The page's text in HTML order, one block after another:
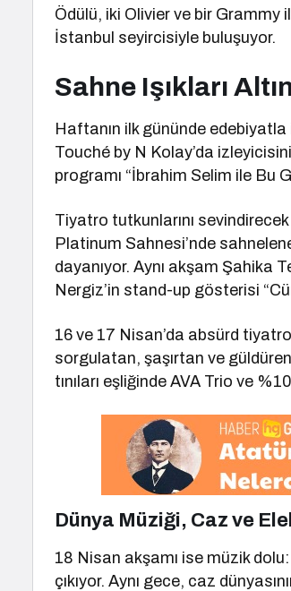
Ödülü, iki Olivier ve bir Grammy
İstanbul seyircisiyle buluşuyor.
Sahne Işıkları
Haftanın ilk gününde
Touché by N Kolay’da
programı “İbrahim Selim ile Bu
Tiyatro tutkunlarını
Platinum Sahnesi’nde
dayanıyor. Aynı akşam Şahika
Nergiz’in stand-up gösterisi
16 ve 17 Nisan’da absürd
sorgulatan, şaşırtan ve
tınıları eşliğinde AVA Trio ve
Dünya Müziği, Caz ve
18 Nisan akşamı ise müzik
çıkıyor. Aynı gece, caz